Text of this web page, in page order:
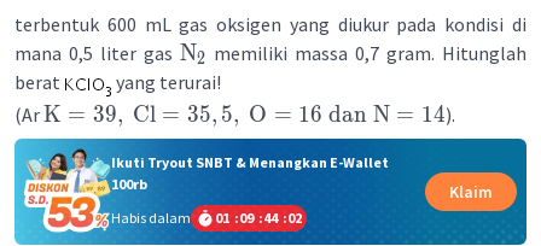
terbentuk 600 mL gas oksigen yang diukur pada kondisi di
mana 0,5 liter gas N2 memiliki massa 0,7 gram. Hitunglah
berat
yang terurai!
(ArK = 39, Cl = 35, 5, O = 16 dan N = 14).
Ikuti Tryout SNBT & Menangkan E-Wallet
100rb
Habis dalam
01 :09 :44 :01
Klaim